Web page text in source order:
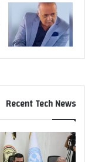
Recent Tech News